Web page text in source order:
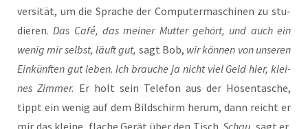
ver­si­tät, um die Spra­che der Com­pu­ter­ma­schi­nen zu stu­
die­ren.Das Café, das mei­ner Mut­ter gehört, und auch ein
wenig mir selbst, läuft gut, sagt Bob, wir kön­nen von unse­ren
Ein­künf­ten gut leben. Ich brau­che ja nicht viel Geld hier, klei­
nes Zim­mer. Er holt sein Tele­fon aus der Hosen­ta­sche,
tippt ein wenig auf dem Bild­schirm her­um, dann reicht er
mir das klei­ne, fla­che Gerät über den Tisch. Schau, sagt er,